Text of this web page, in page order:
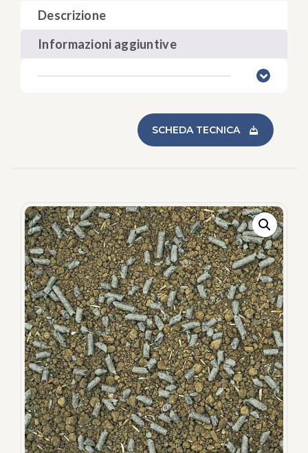
Descrizione
Informazioni aggiuntive
SCHEDA TECNICA